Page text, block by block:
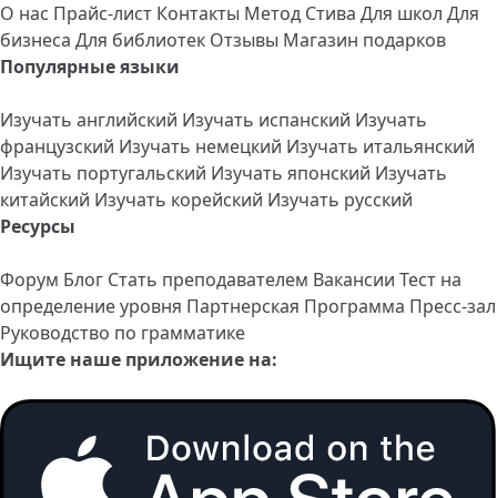
О нас Прайс-лист Контакты Метод Стива Для школ Для
бизнеса Для библиотек Отзывы Магазин подарков
Популярные языки
Изучать английский Изучать испанский Изучать
французский Изучать немецкий Изучать итальянский
Изучать португальский Изучать японский Изучать
китайский Изучать корейский Изучать русский
Ресурсы
Форум Блог Стать преподавателем Вакансии Тест на
определение уровня Партнерская Программа Пресс-зал
Руководство по грамматике
Ищите наше приложение на: